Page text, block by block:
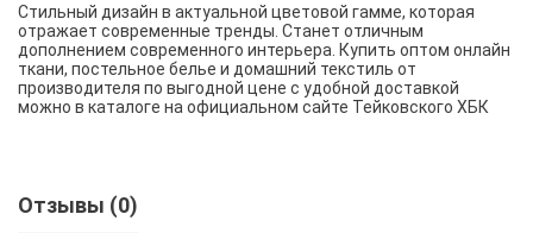
Стильный дизайн в актуальной цветовой гамме, которая
отражает современные тренды. Станет отличным
дополнением современного интерьера. Купить оптом онлайн
ткани, постельное белье и домашний текстиль от
производителя по выгодной цене с удобной доставкой
можно в каталоге на официальном сайте Тейковского ХБК
Отзывы (0)